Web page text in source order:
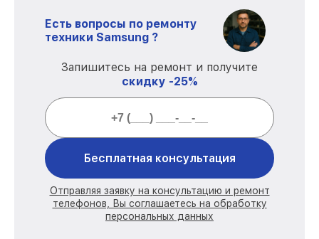
Есть вопросы по ремонту
техники Samsung ?
Запишитесь на ремонт и получите
скидку -25%
Бесплатная консультация
Отправляя заявку на консультацию и ремонт
телефонов, Вы соглашаетесь на обработку
персональных данных